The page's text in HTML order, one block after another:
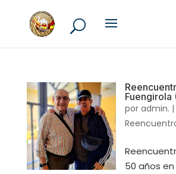
Fuengirola
por admin. |
50 años